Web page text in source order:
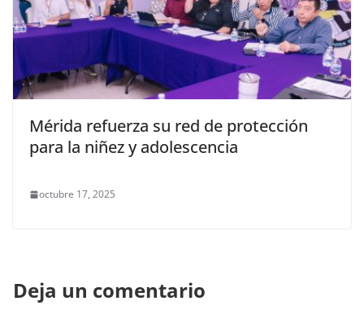
Mérida refuerza su red de protección
para la niñez y adolescencia
octubre 17, 2025
Deja un comentario